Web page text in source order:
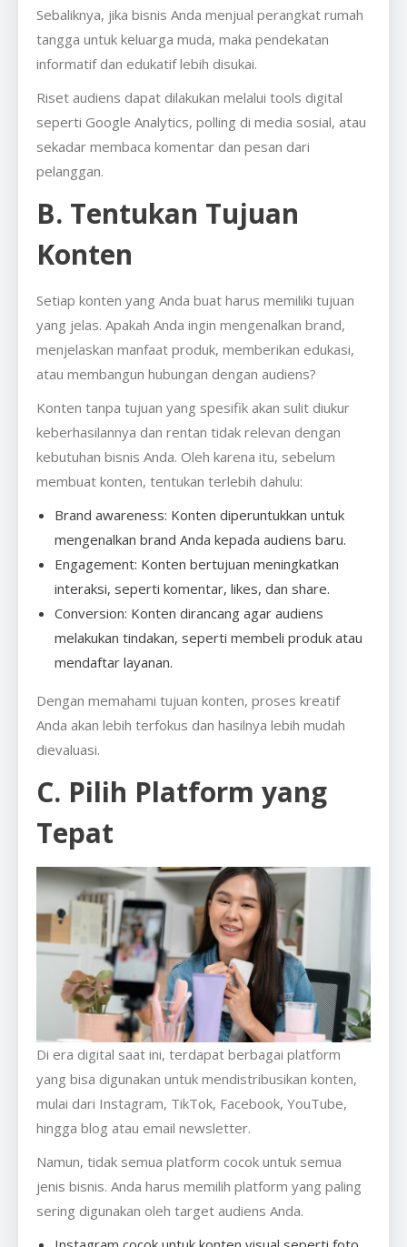
Sebaliknya, jika bisnis Anda menjual perangkat rumah
tangga untuk keluarga muda, maka pendekatan
informatif dan edukatif lebih disukai.
Riset audiens dapat dilakukan melalui tools digital
seperti Google Analytics, polling di media sosial, atau
sekadar membaca komentar dan pesan dari
pelanggan.
B. Tentukan Tujuan
Konten
Setiap konten yang Anda buat harus memiliki tujuan
yang jelas. Apakah Anda ingin mengenalkan brand,
menjelaskan manfaat produk, memberikan edukasi,
atau membangun hubungan dengan audiens?
Konten tanpa tujuan yang spesifik akan sulit diukur
keberhasilannya dan rentan tidak relevan dengan
kebutuhan bisnis Anda. Oleh karena itu, sebelum
membuat konten, tentukan terlebih dahulu:
Brand awareness: Konten diperuntukkan untuk
mengenalkan brand Anda kepada audiens baru.
Engagement: Konten bertujuan meningkatkan
interaksi, seperti komentar, likes, dan share.
Conversion: Konten dirancang agar audiens
melakukan tindakan, seperti membeli produk atau
mendaftar layanan.
Dengan memahami tujuan konten, proses kreatif
Anda akan lebih terfokus dan hasilnya lebih mudah
dievaluasi.
C. Pilih Platform yang
Tepat
Di era digital saat ini, terdapat berbagai platform
yang bisa digunakan untuk mendistribusikan konten,
mulai dari Instagram, TikTok, Facebook, YouTube,
hingga blog atau email newsletter.
Namun, tidak semua platform cocok untuk semua
jenis bisnis. Anda harus memilih platform yang paling
sering digunakan oleh target audiens Anda.